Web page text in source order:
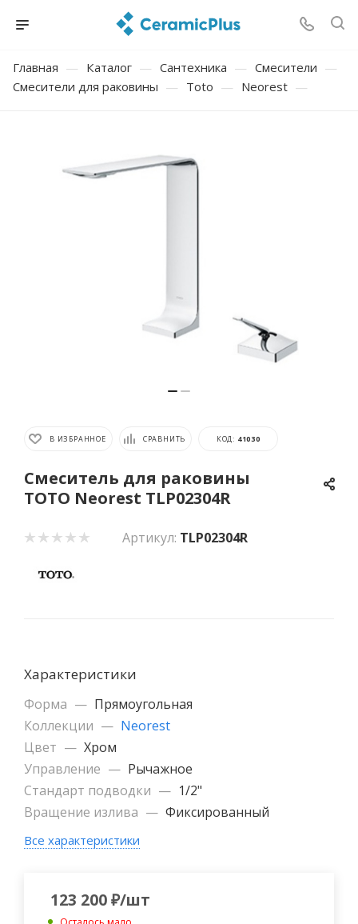
Главная — Каталог — Сантехника — Смесители —
Смесители для раковины — Toto — Neorest —
В ИЗБРАННОЕ СРАВНИТЬ КОД: 41030
Смеситель для раковины
TOTO Neorest TLP02304R
Артикул: TLP02304R
Характеристики
Форма — Прямоугольная
Коллекции — Neorest
Цвет — Хром
Управление — Рычажное
Стандарт подводки — 1/2"
Вращение излива — Фиксированный
Все характеристики
123 200₽/шт